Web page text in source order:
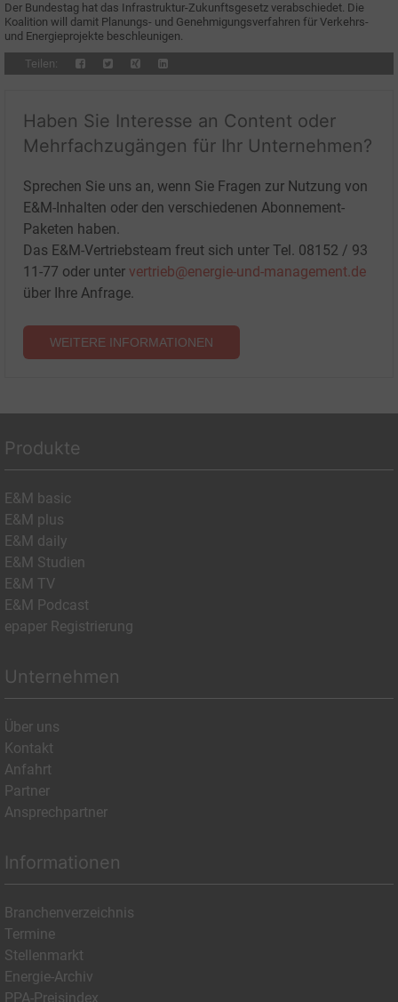
Der Bundestag hat das Infrastruktur-Zukunftsgesetz verabschiedet. Die
Koalition will damit Planungs- und Genehmigungsverfahren für Verkehrs-
und Energieprojekte beschleunigen.
Teilen:
Haben Sie Interesse an Content oder
Mehrfachzugängen für Ihr Unternehmen?
Sprechen Sie uns an, wenn Sie Fragen zur Nutzung von
E&M-Inhalten oder den verschiedenen Abonnement-
Paketen haben.
Das E&M-Vertriebsteam freut sich unter Tel. 08152 / 93
11-77 oder unter vertrieb@energie-und-management.de
über Ihre Anfrage.
WEITERE INFORMATIONEN
Produkte
E&M basic
E&M plus
E&M daily
E&M Studien
E&M TV
E&M Podcast
epaper Registrierung
Unternehmen
Über uns
Kontakt
Anfahrt
Partner
Ansprechpartner
Informationen
Branchenverzeichnis
Termine
Stellenmarkt
Energie-Archiv
PPA-Preisindex